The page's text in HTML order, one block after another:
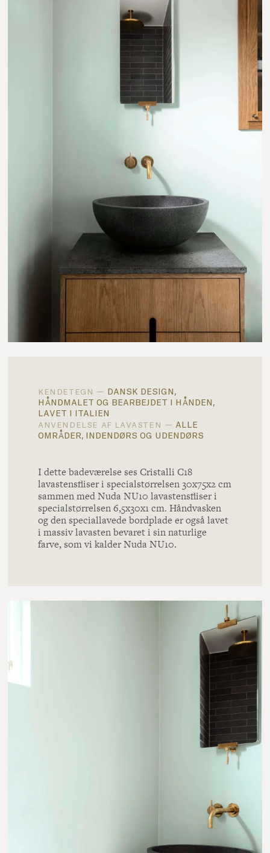
kendetegn —
dansk design,
håndmalet og bearbejdet i hånden,
lavet i italien
anvendelse af lavasten — alle
områder, indendørs og udendørs
I dette badeværelse ses Cristalli C18
lavastensfliser i specialstørrelsen 30x75x2 cm
sammen med Nuda NU10 lavastensfliser i
specialstørrelsen 6,5x30x1 cm. Håndvasken
og den speciallavede bordplade er også lavet
i massiv lavasten bevaret i sin naturlige
farve, som vi kalder Nuda NU10.